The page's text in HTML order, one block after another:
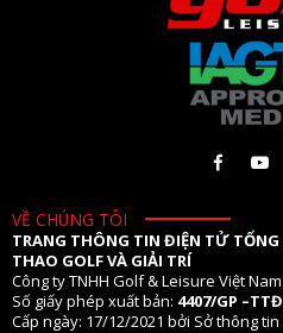
VỀ CHÚNG TÔI
TRANG THÔNG TIN ĐIỆN TỬ TỔNG
THAO GOLF VÀ GIẢI TRÍ
Công ty TNHH Golf & Leisure Việt Nam
Số giấy phép xuất bản: 4407/GP
Cấp ngày: 17/12/2021 bởi Sở thông